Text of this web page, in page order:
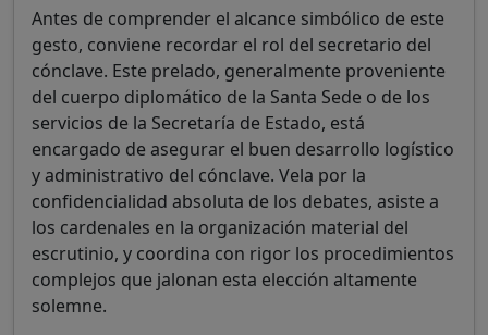
Antes de comprender el alcance simbólico de este
gesto, conviene recordar el rol del secretario del
cónclave. Este prelado, generalmente proveniente
del cuerpo diplomático de la Santa Sede o de los
servicios de la Secretaría de Estado, está
encargado de asegurar el buen desarrollo logístico
y administrativo del cónclave. Vela por la
confidencialidad absoluta de los debates, asiste a
los cardenales en la organización material del
escrutinio, y coordina con rigor los procedimientos
complejos que jalonan esta elección altamente
solemne.